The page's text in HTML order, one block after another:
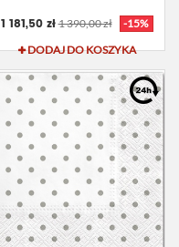
1 181,50 zł 1 390,00 zł
-15%
DODAJ DO KOSZYKA